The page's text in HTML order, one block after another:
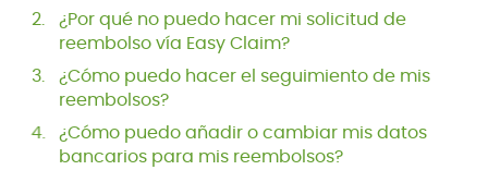
¿Por qué no puedo hacer mi solicitud de
reembolso vía Easy Claim?
¿Cómo puedo hacer el seguimiento de mis
reembolsos?
¿Cómo puedo añadir o cambiar mis datos
bancarios para mis reembolsos?